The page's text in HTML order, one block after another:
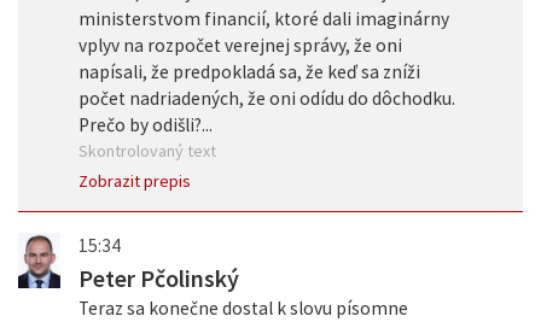
ministerstvom financií, ktoré dali imaginárny
vplyv na rozpočet verejnej správy, že oni
napísali, že predpokladá sa, že keď sa zníži
počet nadriadených, že oni odídu do dôchodku.
Prečo by odišli?...
Skontrolovaný text
Zobrazit prepis
15:34
Peter Pčolinský
Teraz sa konečne dostal k slovu písomne